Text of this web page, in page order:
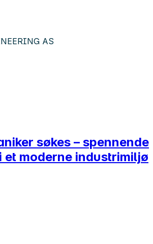
AS
søkes – spennende
et moderne industrimiljø